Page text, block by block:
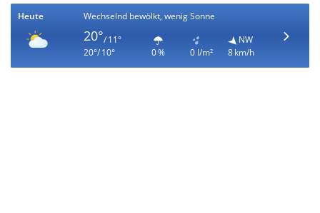
Heute Wechselnd bewölkt, wenig Sonne
20°/ 11°
20°/ 10°
0 % 0 l/m²
NW
8 km/h